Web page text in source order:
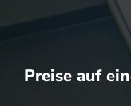
Preise auf